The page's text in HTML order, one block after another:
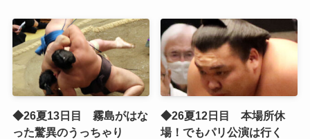
◆26夏13日目 霧島がはな
った驚異のうっちゃり
◆26夏12日目 本場所休
場！でもパリ公演は行く